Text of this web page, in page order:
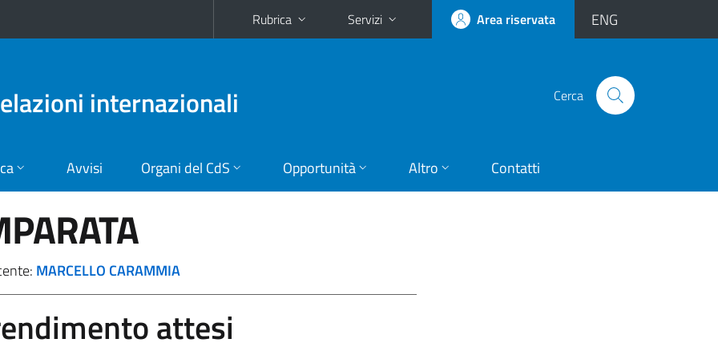
Rubrica Servizi Area riservata ENG
internazionali Cerca
Avvisi Organi del CdS Opportunità Altro Contatti
MARCELLO CARAMMIA
attesi